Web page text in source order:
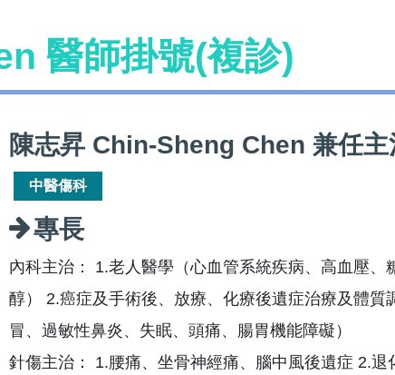
醫師掛號(複診)
陳志昇 Chin-Sheng Chen 兼任主
中醫傷科
專長
內科主治： 1.老人醫學（心血管系統疾病、高血壓
醇） 2.癌症及手術後、放療、化療後遺症治療及體
冒、過敏性鼻炎、失眠、頭痛、腸胃機能障礙）
針傷主治： 1.腰痛、坐骨神經痛、腦中風後遺症 2.